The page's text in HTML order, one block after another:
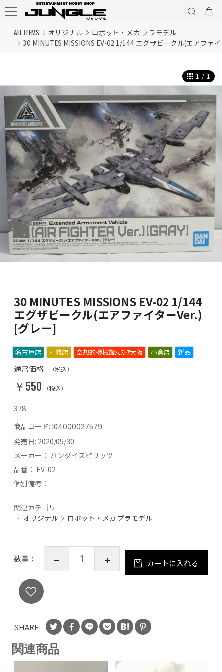
ALL ITEMS オリジナル
ロボット・メカ プラモデル
30 MINUTES MISSIONS EV-02 1/144 エグザビークル(エアファ
1 / 1
30 MINUTES MISSIONS EV-02 1/144
エグザビークル(エアファイターVer.)
[グレー]
名古屋店 札幌店 空想的機械館ﾒｶｽﾄｱ大阪 小倉店 新品
通常価格 （税込）
￥550 （税込）
378
商品コード: 104000027579
発売日: 2020/05/30
メーカー： バンダイスピリッツ
品番： EV-02
個別備考：
関連カテゴリ
オリジナル
ロボット・メカ プラモデル
数量： カートに入れる
SHARE
関連商品